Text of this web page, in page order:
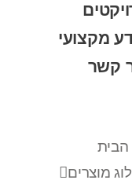
מקצועי
קשר
הבית
מוצרים